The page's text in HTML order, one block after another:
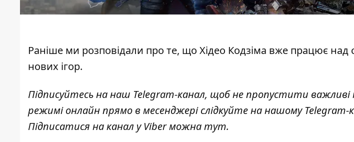
Раніше ми розповідали про те, що Хідео Кодзіма вже працює над
нових ігор.
Підписуйтесь на наш Telegram-канал, щоб не пропустити важливі
режимі онлайн прямо в месенджері слідкуйте на нашому Telegram-
Підписатися на канал у Viber можнатут.